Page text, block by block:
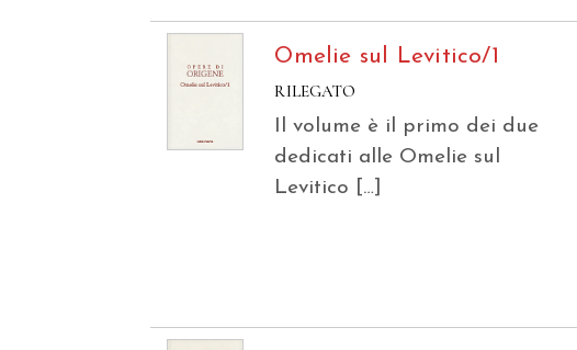
Omelie sul Levitico/1
RILEGATO
Il volume è il primo dei due
dedicati alle Omelie sul
Levitico […]